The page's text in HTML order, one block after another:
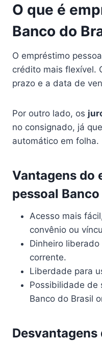
O que é
Banco do
O empréstimo
crédito mais flexível.
prazo e a data de
Por outro lado, os
no consignado, já
automático em folha.
Vantagens do
pessoal
Acesso mais
convênio ou
Dinheiro
corrente.
Liberdade para
Possibilidade de
Banco do Brasil